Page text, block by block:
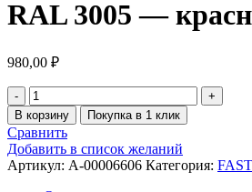
RAL 3005 —
980,00 ₽
В корзину Покупка в 1 клик
Сравнить
Добавить в список желаний
Артикул: A-00006606 Категория: